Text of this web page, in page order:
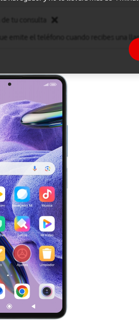
emite el teléfono cuando recibes una